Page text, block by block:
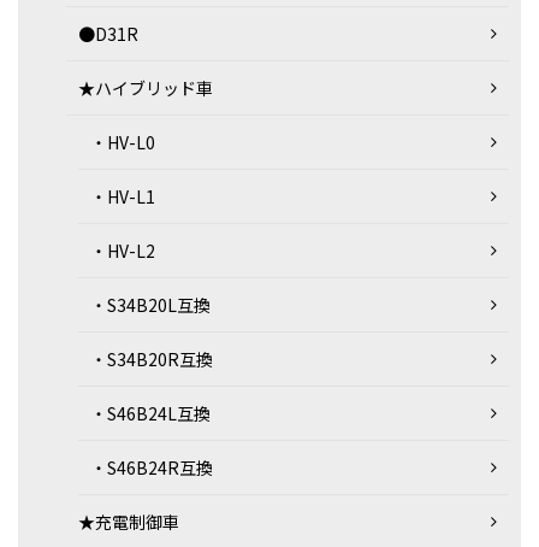
●D31R
★ハイブリッド車
・HV-L0
・HV-L1
・HV-L2
・S34B20L互換
・S34B20R互換
・S46B24L互換
・S46B24R互換
★充電制御車